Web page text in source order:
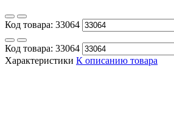
Код товара: 33064
Код товара: 33064
Характеристики К описанию товара